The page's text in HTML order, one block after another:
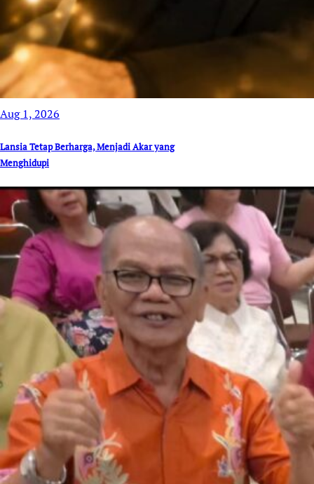
Aug 1, 2026
Lansia Tetap Berharga, Menjadi Akar yang
Menghidupi